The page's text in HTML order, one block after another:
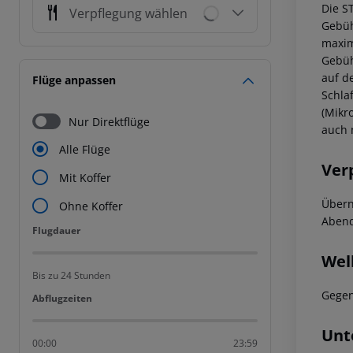
Verpflegung wählen
Flüge anpassen
Nur Direktflüge
Alle Flüge
Mit Koffer
Ohne Koffer
Flugdauer
Flugdauer
Bis zu 24 Stunden
Abflugzeiten
Abflugzeiten
00:00 23:59
Die
auf
auch